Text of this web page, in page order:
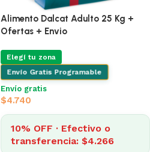
Alimento Dalcat Gato Castrado 25
Kg
Elegí tu zona
Envío Gratis Programable
Envío gratis
Top 1 en Alimento Gatos
$